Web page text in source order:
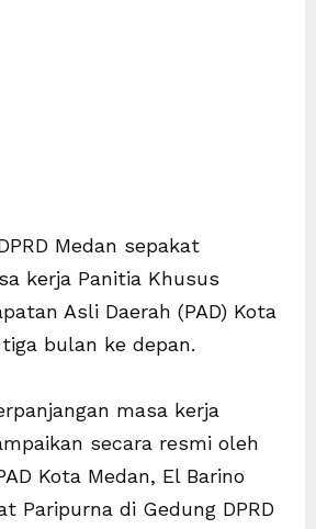
Medan sepakat
kerja Panitia Khusus
Asli Daerah (PAD) Kota
bulan ke depan.
masa kerja
secara resmi oleh
Kota Medan, El Barino
Paripurna di Gedung DPRD